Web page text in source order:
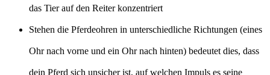
das Tier auf den Reiter konzentriert
Stehen die Pferdeohren in unterschiedliche Richtungen (eines
Ohr nach vorne und ein Ohr nach hinten) bedeutet dies, dass
dein Pferd sich unsicher ist, auf welchen Impuls es seine